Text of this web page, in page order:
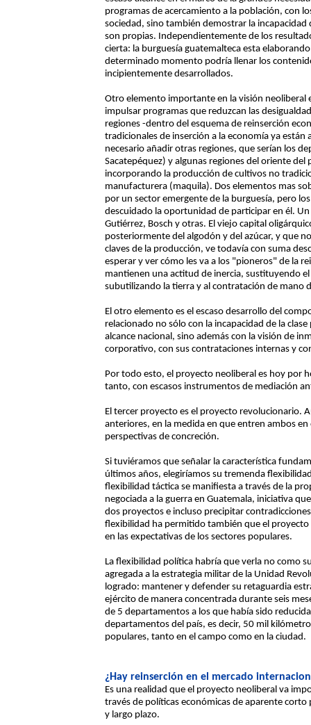
programas de acercamiento a la población, con
sociedad, sino también demostrar la incapacidad
son propias. Independientemente de los
cierta: la burguesía guatemalteca esta
determinado momento podría llenar los
incipientemente desarrollados.
Otro elemento importante en la visión neoliberal
impulsar programas que reduzcan las
regiones -dentro del esquema de reinserción
tradicionales de inserción a la economía ya
necesario añadir otras regiones, que serían los
Sacatepéquez) y algunas regiones del oriente
incorporando la producción de cultivos no
manufacturera (maquila). Dos elementos mas
por un sector emergente de la burguesía, pero
descuidado la oportunidad de participar en él.
Gutiérrez, Bosch y otras. El viejo capital
posteriormente del algodón y del azúcar, y que
claves de la producción, ve todavía con suma
esperar y ver cómo les va a los "pioneros" de la
mantienen una actitud de inercia, sustituyendo
subutilizando la tierra y al contratación de mano
El otro elemento es el escaso desarrollo del
relacionado no sólo con la incapacidad de la
alcance nacional, sino además con la visión de
corporativo, con sus contrataciones internas y
Por todo esto, el proyecto neoliberal es hoy por
tanto, con escasos instrumentos de mediación
El tercer proyecto es el proyecto revolucionario.
anteriores, en la medida en que entren ambos
perspectivas de concreción.
Si tuviéramos que señalar la característica
últimos años, elegiríamos su tremenda
flexibilidad táctica se manifiesta a través de la
negociada a la guerra en Guatemala, iniciativa
dos proyectos e incluso precipitar
flexibilidad ha permitido también que el
en las expectativas de los sectores populares.
La flexibilidad política habría que verla no como
agregada a la estrategia militar de la Unidad
logrado: mantener y defender su retaguardia
ejército de manera concentrada durante seis
de 5 departamentos a los que había sido
departamentos del país, es decir, 50 mil
populares, tanto en el campo como en la ciudad.
¿Hay reinserción en el mercado
Es una realidad que el proyecto neoliberal va
través de políticas económicas de aparente
y largo plazo.